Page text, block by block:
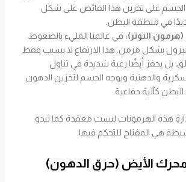
على تخزين هذا الفائض على شكل
في منطقة البطن.
(هرمون التوتر): في عالمنا المليء بالضغوط،
بشكل مزمن. هذا الارتفاع لا يسبب فقط
بل يحفز أيضًا رغبة شديدة في تناول
والدهنية ويوجه الجسم لتخزين الدهون
كآلية دفاعية.
هذه الهرمونات ليست معقدة كما تبدو.
هي المفتاح للتحكم فيها.
الأيض (حرق الدهون)